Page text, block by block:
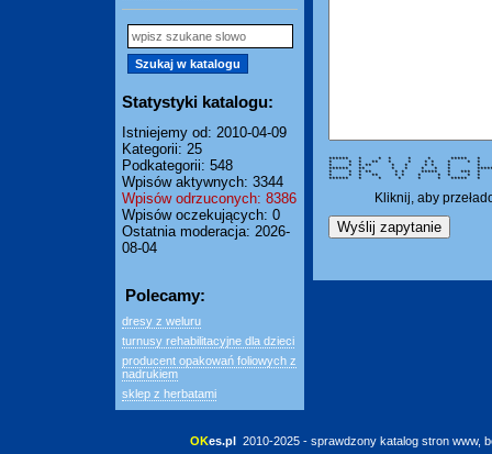
Statystyki katalogu:
Istniejemy od: 2010-04-09
Kategorii: 25
Podkategorii: 548
Wpisów aktywnych: 3344
Wpisów odrzuconych: 8386
Wpisów oczekujących: 0
Ostatnia moderacja: 2026-
08-04
Polecamy:
dresy z weluru
turnusy rehabilitacyjne dla dzieci
producent opakowań foliowych z
nadrukiem
sklep z herbatami
****** * * * * *
* * * ** * * * * *
* * * ** * * * *
****** ** * * * * *
* * * ** * * ***** *
* * * ** * * * * * *
****** * * * * * ***** * *
Kliknij, aby
OKes.pl 2010-2025 - sprawdzony katalog stron www,